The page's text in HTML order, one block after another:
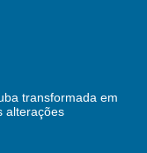
transformada em
alterações